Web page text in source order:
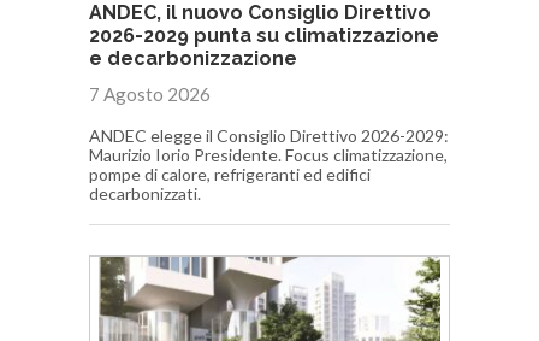
ANDEC, il nuovo Consiglio Direttivo
2026-2029 punta su climatizzazione
e decarbonizzazione
7 Agosto 2026
ANDEC elegge il Consiglio Direttivo 2026-2029:
Maurizio Iorio Presidente. Focus climatizzazione,
pompe di calore, refrigeranti ed edifici
decarbonizzati.